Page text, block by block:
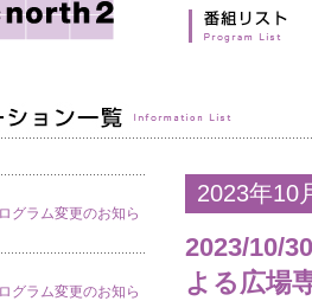
グラム変更のお知ら
グラム変更のお知ら
2023年10
2023/10/
よる広場